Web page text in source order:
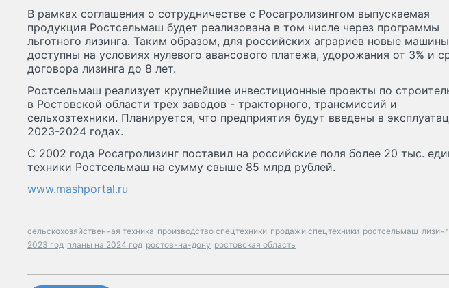
В рамках соглашения о сотрудничестве с Росагролизингом выпускаемая
продукция Ростсельмаш будет реализована в том числе через программы
льготного лизинга. Таким образом, для российских аграриев новые
доступны на условиях нулевого авансового платежа, удорожания от 3% и
договора лизинга до 8 лет.
Ростсельмаш реализует крупнейшие инвестиционные проекты по
в Ростовской области трех заводов - тракторного, трансмиссий и
сельхозтехники. Планируется, что предприятия будут введены в
2023-2024 годах.
С 2002 года Росагролизинг поставил на российские поля более 20 тыс.
техники Ростсельмаш на сумму свыше 85 млрд рублей.
www.mashportal.ru
сельскохозяйственная техника производство спецтехники продажи спецтехники ростсельмаш лизинг
2023 год планы на 2024 год ростов-на-дону ростовская область